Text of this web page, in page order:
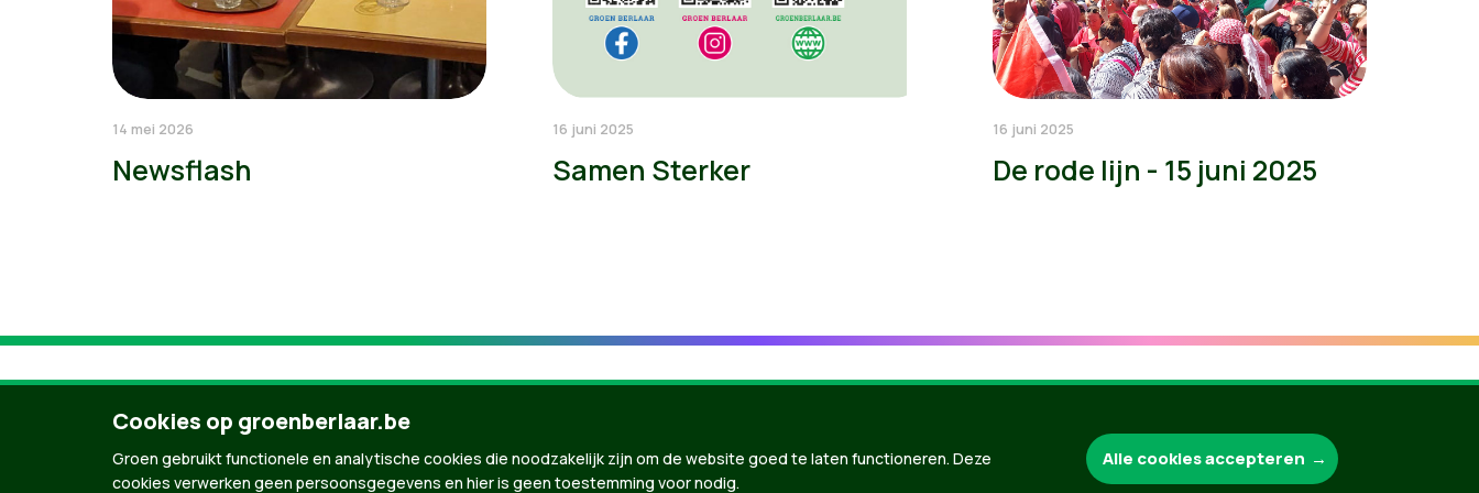
14 mei 2026
Newsflash
16 juni 2025
Samen Sterker
16 juni 2025
De rode lijn - 15 juni 2025
Groen.be
Cookies op groenberlaar.be
Groen gebruikt functionele en analytische cookies die noodzakelijk zijn om de website goed te laten functioneren. Deze
cookies verwerken geen persoonsgegevens en hier is geen toestemming voor nodig.
Alle cookies accepteren